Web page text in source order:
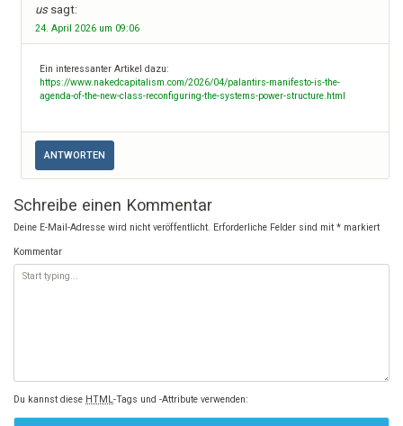
us sagt:
24. April 2026 um 09:06
Ein interessanter Artikel dazu:
https://www.nakedcapitalism.com/2026/04/palantirs-manifesto-is-the-
agenda-of-the-new-class-reconfiguring-the-systems-power-structure.html
ANTWORTEN
Schreibe einen Kommentar
Deine E-Mail-Adresse wird nicht veröffentlicht. Erforderliche Felder sind mit * markiert
Kommentar
Du kannst diese HTML-Tags und -Attribute verwenden: